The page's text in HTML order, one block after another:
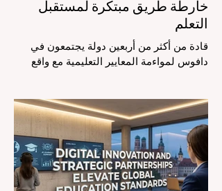
خارطة طريق مبتكرة لمستقبل
التعلم
قادة من أكثر من أربعين دولة يجتمعون في
دافوس لمواءمة المعايير التعليمية مع واقع
مشهد #التعليم_العالمي تحولاً جذرياً وتاريخياً.
في الرابع من أغسطس 2026، توافد خبراء
دوليون وصناع قرار ومبتكرون في مجال
#تكنولوجيا_التعليم إلى مركز المؤتمرات في
دافوس لمناقشة التحديات والفرص الأكثر
إلحاحاً في قطاع التعلم. أثبت هذا الحدث